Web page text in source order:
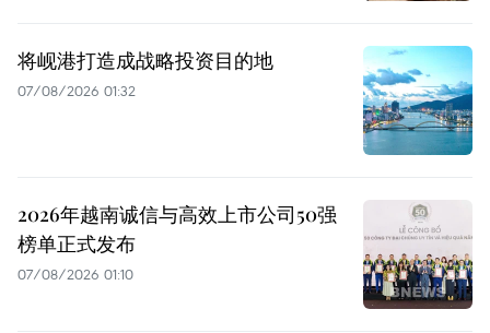
将岘港打造成战略投资目的地
07/08/2026 01:32
2026年越南诚信与高效上市公司50强
榜单正式发布
07/08/2026 01:10